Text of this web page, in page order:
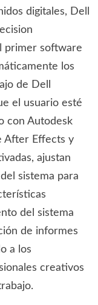
digitales, Dell
primer software
los
de Dell
el usuario esté
con Autodesk
After Effects y
ajustan
sistema para
del sistema
de informes
a los
creativos